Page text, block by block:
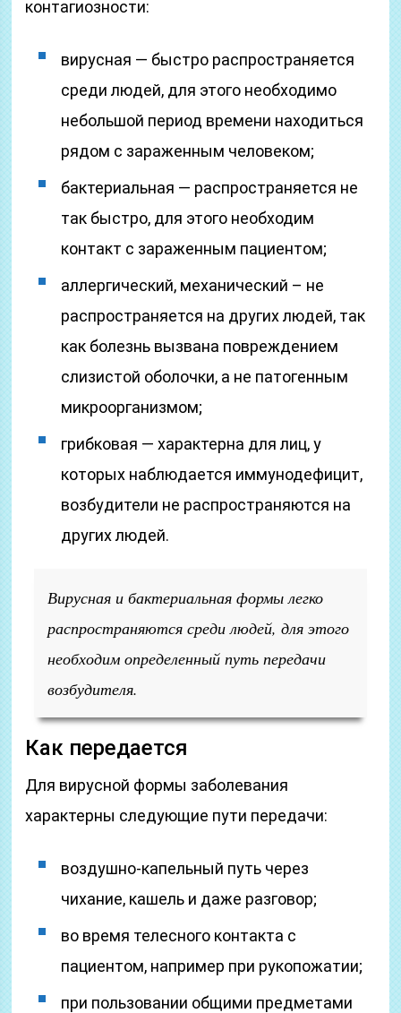
контагиозности:
вирусная — быстро распространяется
среди людей, для этого необходимо
небольшой период времени находиться
рядом с зараженным человеком;
бактериальная — распространяется не
так быстро, для этого необходим
контакт с зараженным пациентом;
аллергический, механический – не
распространяется на других людей, так
как болезнь вызвана повреждением
слизистой оболочки, а не патогенным
микроорганизмом;
грибковая — характерна для лиц, у
которых наблюдается иммунодефицит,
возбудители не распространяются на
других людей.
Вирусная и бактериальная формы легко
распространяются среди людей, для этого
необходим определенный путь передачи
возбудителя.
Как передается
Для вирусной формы заболевания
характерны следующие пути передачи:
воздушно-капельный путь через
чихание, кашель и даже разговор;
во время телесного контакта с
пациентом, например при рукопожатии;
при пользовании общими предметами